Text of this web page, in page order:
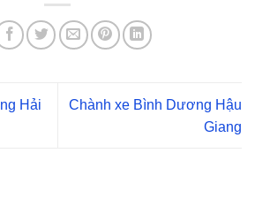
Hải
Chành xe Bình Dương Hậu
Giang